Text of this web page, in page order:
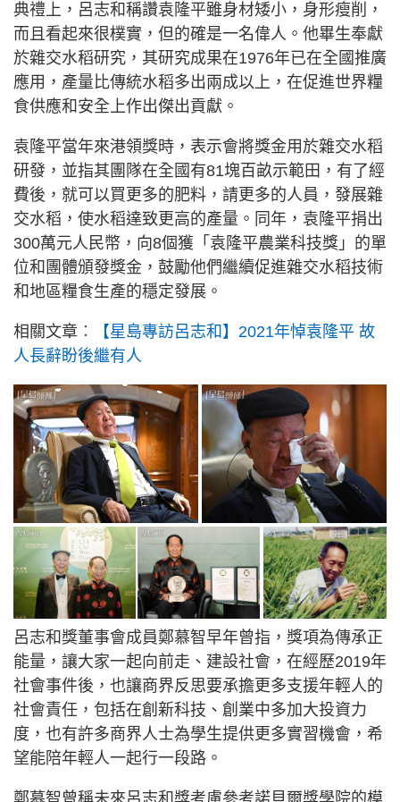
典禮上，呂志和稱讚袁隆平雖身材矮小，身形瘦削，
而且看起來很樸實，但的確是一名偉人。他畢生奉獻
於雜交水稻研究，其研究成果在1976年已在全國推廣
應用，產量比傳統水稻多出兩成以上，在促進世界糧
食供應和安全上作出傑出貢獻。
袁隆平當年來港領獎時，表示會將獎金用於雜交水稻
研發，並指其團隊在全國有81塊百畝示範田，有了經
費後，就可以買更多的肥料，請更多的人員，發展雜
交水稻，使水稻達致更高的產量。同年，袁隆平捐出
300萬元人民幣，向8個獲「袁隆平農業科技獎」的單
位和團體頒發獎金，鼓勵他們繼續促進雜交水稻技術
和地區糧食生產的穩定發展。
相關文章︰
【星島專訪呂志和】2021年悼袁隆平 故
人長辭盼後繼有人
呂志和獎董事會成員鄭慕智早年曾指，獎項為傳承正
能量，讓大家一起向前走、建設社會，在經歷2019年
社會事件後，也讓商界反思要承擔更多支援年輕人的
社會責任，包括在創新科技、創業中多加大投資力
度，也有許多商界人士為學生提供更多實習機會，希
望能陪年輕人一起行一段路。